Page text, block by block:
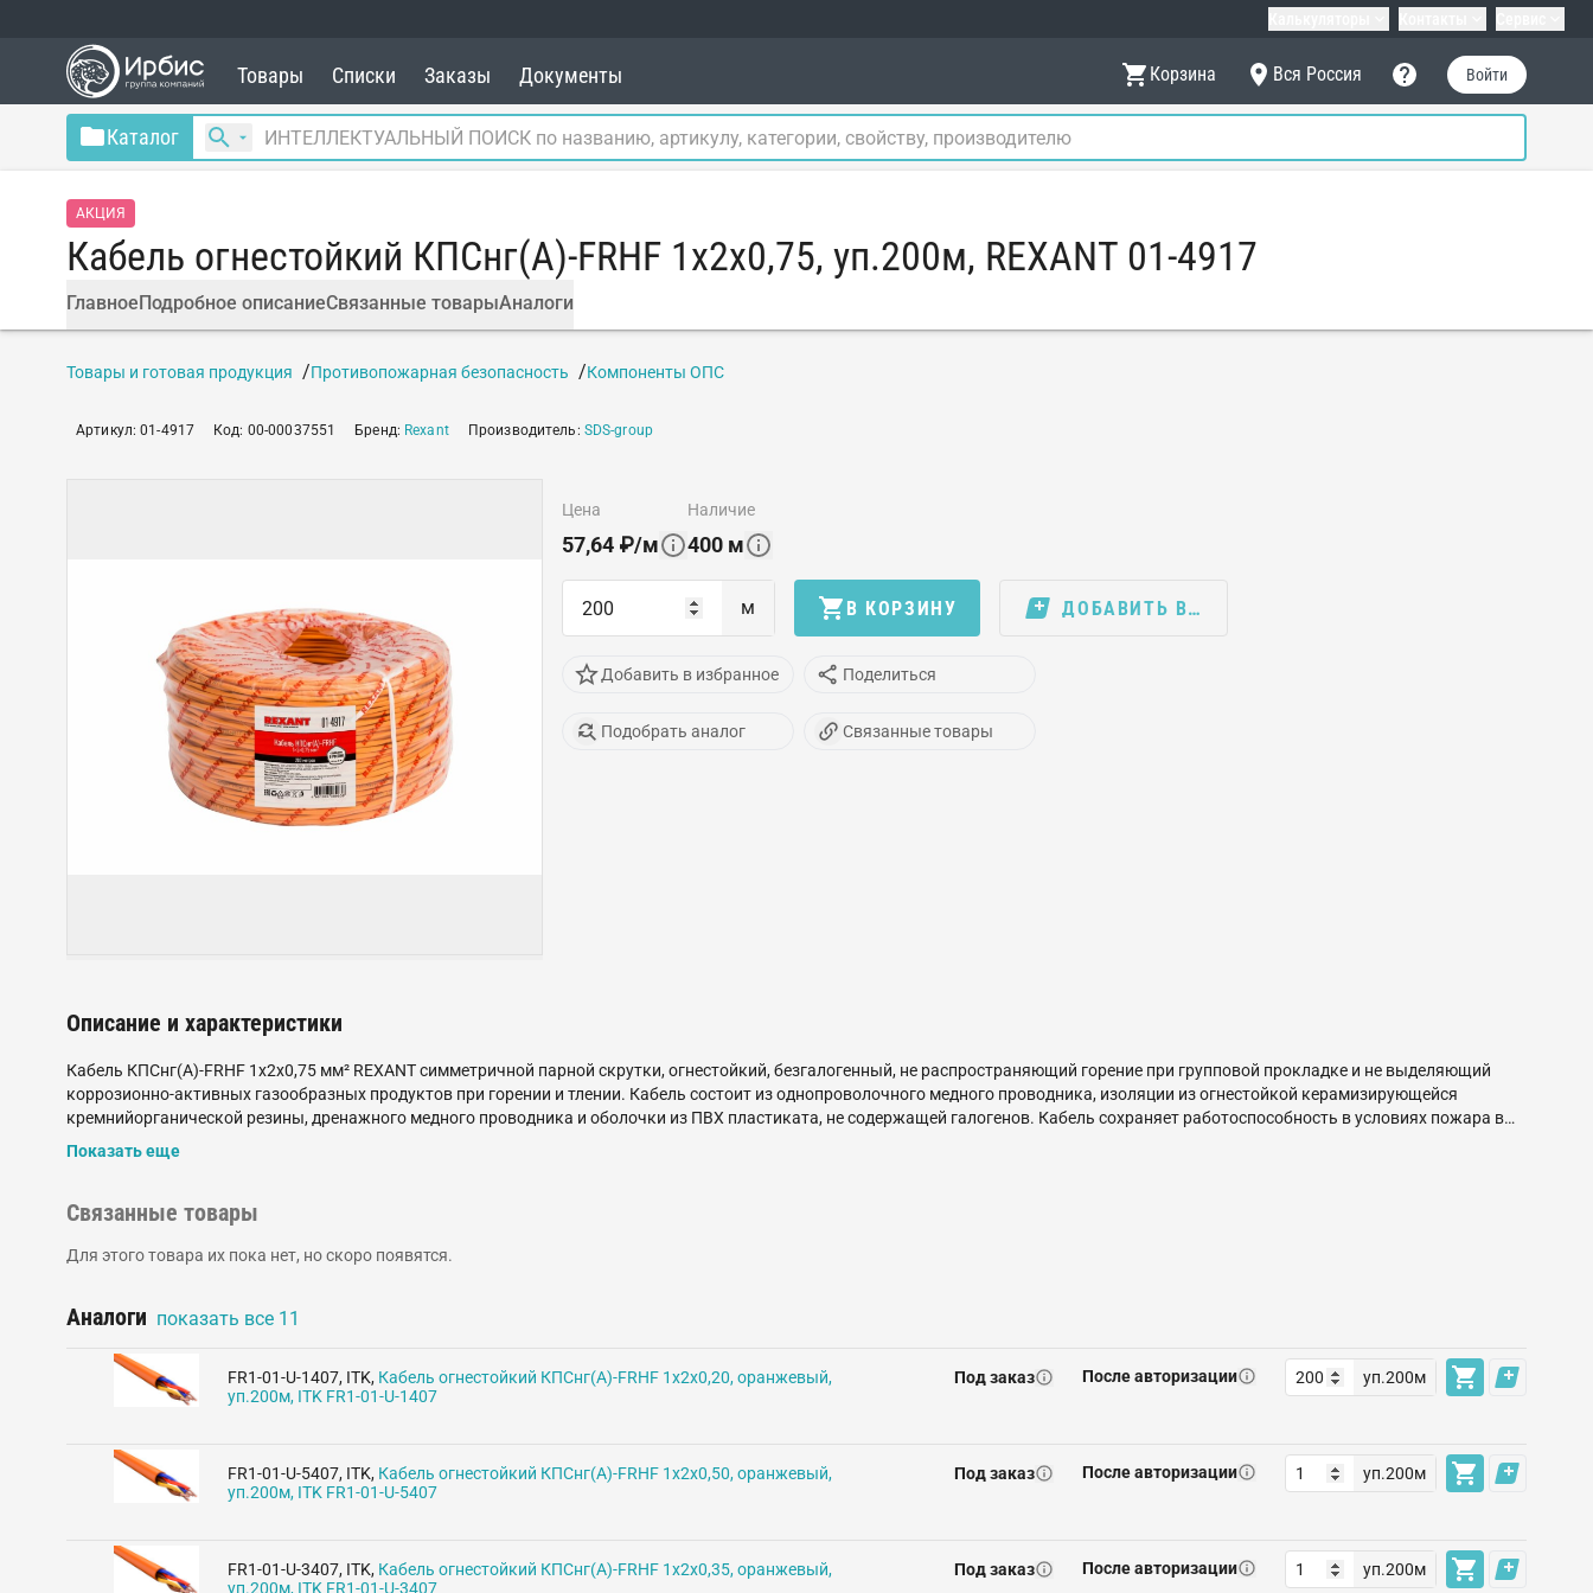
Товары Списки Заказы Документы Корзина Вся Россия Войти
Каталог
АКЦИЯ
Кабель огнестойкий КПСнг(А)-FRHF 1x2x0,75, уп.200м, REXANT 01-4917
ГлавноеПодробное описаниеСвязанные товарыАналоги
Товары и готовая продукция Противопожарная безопасность Компоненты ОПС
Артикул:01-4917 Код: 00-00037551 Бренд: Rexant Производитель: SDS-group
цена
57,64 ₽/м
наличие
400 м
м В КОРЗИНУ ДОБАВИТЬ В…
Добавить в избранное Поделиться
Подобрать аналог Связанные товары
Описание и характеристики
Кабель КПСнг(А)-FRHF 1x2x0,75 мм² REXANT симметричной парной скрутки, огнестойкий, безгалогенный, не распространяющий горение при групповой прокладке и не выделяющий
коррозионно-активных газообразных продуктов при горении и тлении. Кабель состоит из однопроволочного медного проводника, изоляции из огнестойкой керамизирующейся
кремнийорганической резины, дренажного медного проводника и оболочки из ПВХ пластиката, не содержащей галогенов. Кабель сохраняет работоспособность в условиях пожара в
течение 180 минут. Номинальное напряжение тока до 300 В, частотой 50 Гц. Использование кабеля КПСнг(А)-FRHF 1x2x0,75 мм² REXANT регламентирует сертификат соответствия
Таможенного Союза (EAC).
Показать еще
Связанные товары
Для этого товара их пока нет, но скоро появятся.
Аналоги показать все 11
FR1-01-U-1407, ITK, Кабель огнестойкий КПСнг(А)-FRHF 1х2х0,20, оранжевый,
уп.200м, ITK FR1-01-U-1407
Под заказ После авторизации уп.200м
FR1-01-U-5407, ITK, Кабель огнестойкий КПСнг(А)-FRHF 1х2х0,50, оранжевый,
уп.200м, ITK FR1-01-U-5407
Под заказ После авторизации уп.200м
FR1-01-U-3407, ITK, Кабель огнестойкий КПСнг(А)-FRHF 1х2х0,35, оранжевый,
уп.200м, ITK FR1-01-U-3407
Под заказ После авторизации уп.200м